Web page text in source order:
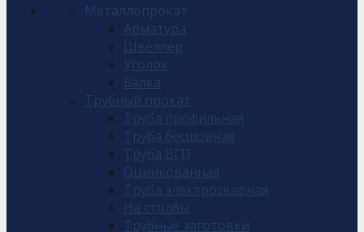
Металлопрокат
Арматура
Швеллер
Уголок
Балка
Трубный прокат
Труба профильная
Труба бесшовная
Труба ВГП
Оцинкованная
Труба электросварная
На столбы
Трубные заготовки